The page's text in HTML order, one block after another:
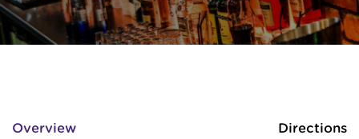
Overview Directions